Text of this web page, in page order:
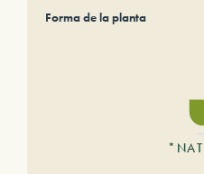
Forma de la planta